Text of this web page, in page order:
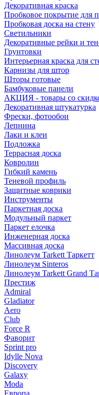
Декоративная краска
Пробковое покрытие для
Пробковая доска на стену
Светильники
Декоративные рейки и
Грунтовки
Интерьерная краска для
Карнизы для штор
Шторы готовые
Бамбуковые панели
АКЦИЯ - товары со
Декоративная штукатурка
Фрески, фотообои
Лепнина
Лаки и клеи
Подложка
Террасная доска
Ковролин
Гибкий камень
Теневой профиль
Защитные коврики
Инструменты
Паркетная доска
Модульный паркет
Паркет елочка
Инженерная доска
Массивная доска
Линолеум Tarkett Таркетт
Линолеум Sinteros
Линолеум Tarkett Grand
Престиж
Admiral
Gladiator
Aero
Club
Force R
Фаворит
Sprint pro
Idylle Nova
Discovery
Galaxy
Moda
Европа